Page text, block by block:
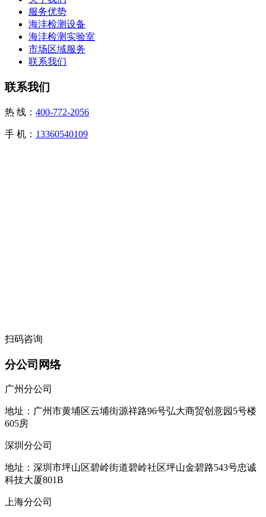
服务优势
海沣检测设备
海沣检测实验室
市场区域服务
联系我们
联系我们
热 线： 400-772-2056
手 机： 13360540109
扫码咨询
分公司网络
广州分公司
地址：广州市黄埔区云埔街源祥路96号弘大商贸创意园5号楼
605房
深圳分公司
地址：深圳市坪山区碧岭街道碧岭社区坪山金碧路543号忠诚
科技大厦801B
上海分公司